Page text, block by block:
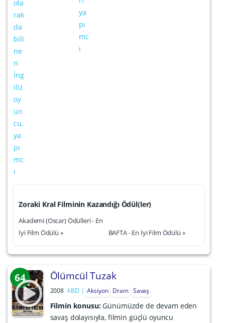
Zoraki Kral Filminin Kazandığı Ödül(ler)
Akademi (Oscar) Ödülleri - En
İyi Film Ödülü »
BAFTA - En İyi Film Ödülü »
64 Ölümcül Tuzak
2008 ABD Aksiyon Dram Savaş
Filmin konusu:Günümüzde de devam eden
savaş dolayısıyla, filmin güçlü oyuncu